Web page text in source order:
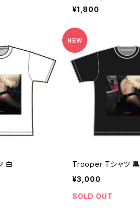
¥1,800
白
Trooper Tシャツ 黒
¥3,000
SOLD OUT